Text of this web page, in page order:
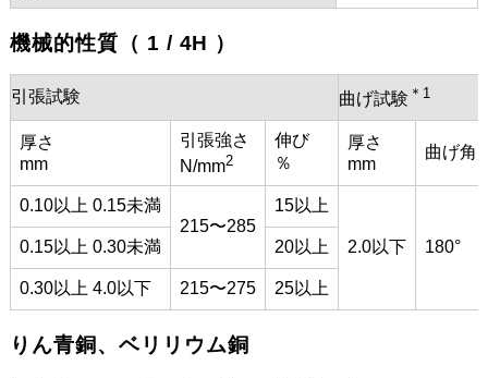
機械的性質（ 1 / 4H ）
引張試験 曲げ試験 ＊1
厚さ
mm
引張強さ
N/mm2
伸び
％
厚さ
mm
曲げ角
0.10以上 0.15未満
215〜285
15以上
2.0以下 180°
0.15以上 0.30未満 20以上
0.30以上 4.0以下 215〜275 25以上
りん青銅、ベリリウム銅